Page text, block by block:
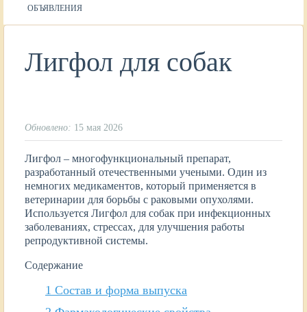
ОБЪЯВЛЕНИЯ
Лигфол для собак
Обновлено: 15 мая 2026
Лигфол – многофункциональный препарат,
разработанный отечественными учеными. Один из
немногих медикаментов, который применяется в
ветеринарии для борьбы с раковыми опухолями.
Используется Лигфол для собак при инфекционных
заболеваниях, стрессах, для улучшения работы
репродуктивной системы.
Содержание
1 Состав и форма выпуска